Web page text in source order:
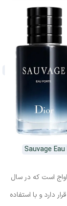
است که در سال
قرار دارد و با استفاده